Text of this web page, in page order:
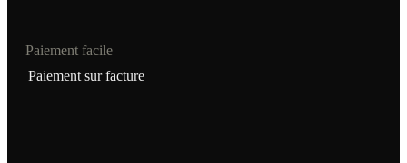
Paiement facile
Paiement sur facture